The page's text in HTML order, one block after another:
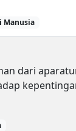
Manusia
dari